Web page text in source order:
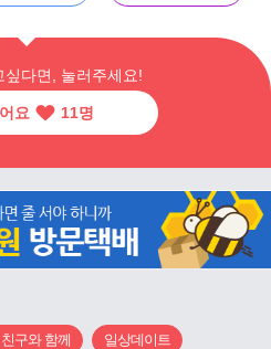
싶다면, 눌러주세요!
요 11명
구와 함께 일상데이트